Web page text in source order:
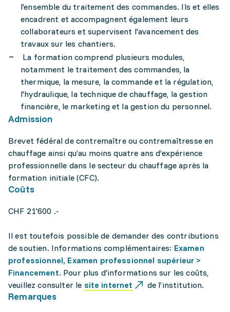
l'ensemble du traitement des commandes. Ils et elles
encadrent et accompagnent également leurs
collaborateurs et supervisent l'avancement des
travaux sur les chantiers.
La formation comprend plusieurs modules,
notamment le traitement des commandes, la
thermique, la mesure, la commande et la régulation,
l'hydraulique, la technique de chauffage, la gestion
financière, le marketing et la gestion du personnel.
Admission
Brevet fédéral de contremaître ou contremaîtresse en
chauffage ainsi qu’au moins quatre ans d’expérience
professionnelle dans le secteur du chauffage après la
formation initiale (CFC).
Coûts
CHF 21'600 .-
Il est toutefois possible de demander des contributions
de soutien. Informations complémentaires: Examen
professionnel, Examen professionnel supérieur >
Financement. Pour plus d'informations sur les coûts,
veuillez consulter le site internet de l’institution.
Remarques